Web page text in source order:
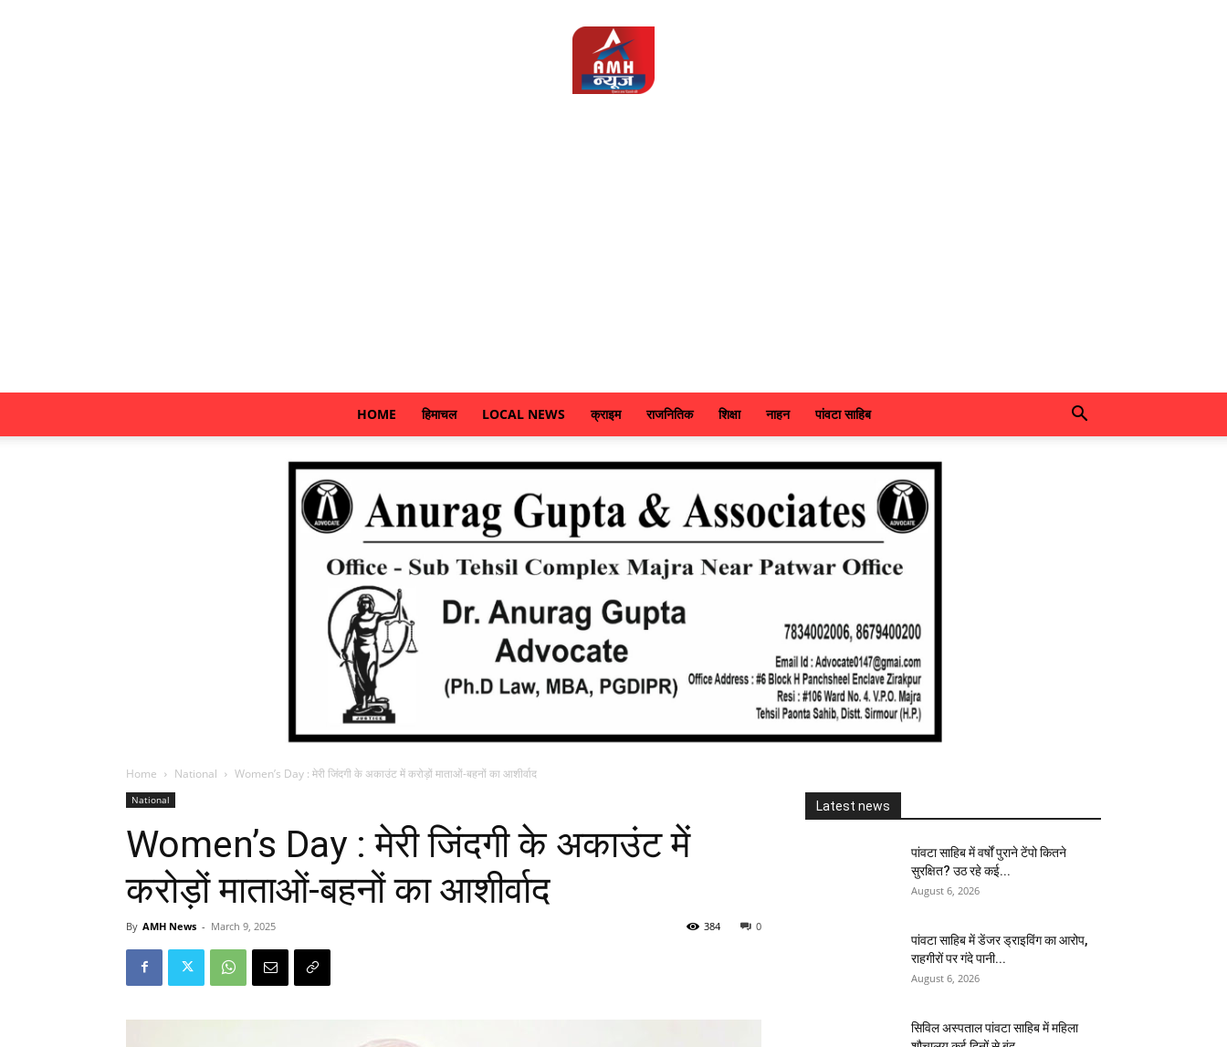
HOME हिमाचल LOCAL NEWS क्राइम राजनितिक शिक्षा नाहन पांवटा साहिब
Home National Women’s Day : मेरी जिंदगी के अकाउंट में करोड़ों माताओं-बहनों का आशीर्वाद
National
Women’s Day : मेरी जिंदगी के अकाउंट में
करोड़ों माताओं-बहनों का आशीर्वाद
By AMH News - March 9, 2025 0
384
Latest news
पांवटा साहिब में वर्षों पुराने टेंपो कितने
सुरक्षित? उठ रहे कई...
August 6, 2026
पांवटा साहिब में डेंजर ड्राइविंग का आरोप,
राहगीरों पर गंदे पानी...
August 6, 2026
सिविल अस्पताल पांवटा साहिब में महिला